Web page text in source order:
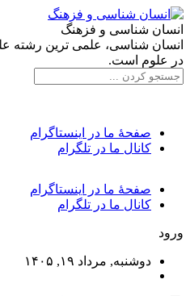
انسان شناسی و فزهنگ
انسان شناسی، علمی ترین رشته
در علوم است.
صفحۀ ما در اینستاگرام
کانال ما در تلگرام
صفحۀ ما در اینستاگرام
کانال ما در تلگرام
ورود
دوشنبه, مرداد ۱۹, ۱۴۰۵